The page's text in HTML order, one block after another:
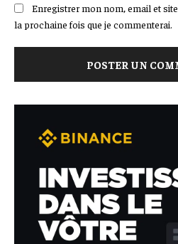
Enregistrer mon nom, email et
la prochaine fois que je commenterai.